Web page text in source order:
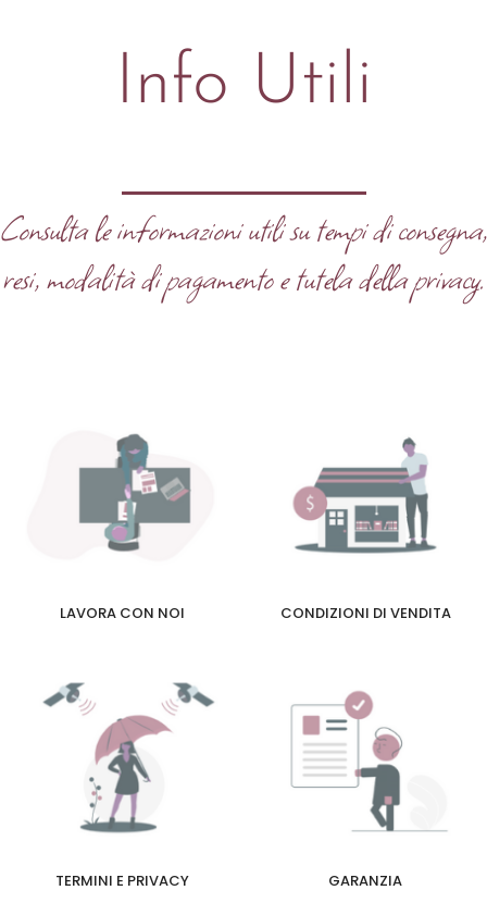
Info Utili
Consulta le informazioni utili su tempi di consegna,
resi, modalità di pagamento e tutela della privacy.
LAVORA CON NOI CONDIZIONI DI VENDITA
TERMINI E PRIVACY GARANZIA